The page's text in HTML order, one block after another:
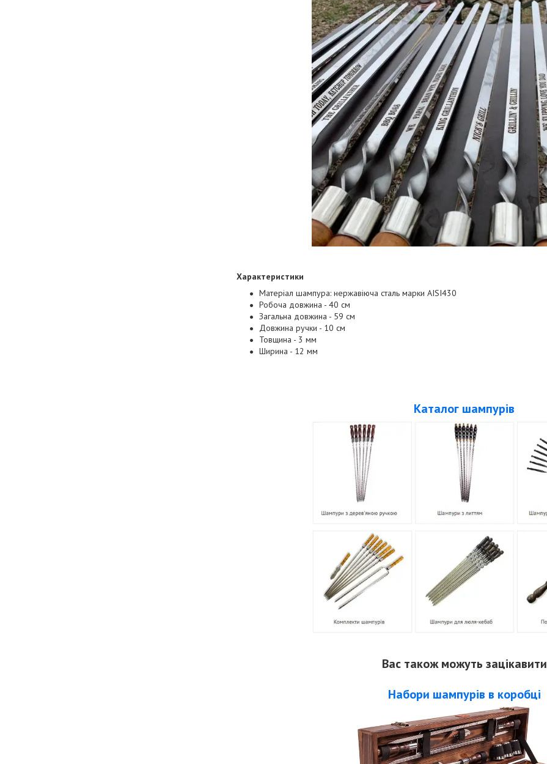
Характеристики
Матеріал шампура: нержавіюча сталь марки AISI430
Робоча довжина - 40 см
Загальна довжина - 59 см
Довжина ручки - 10 см
Товщина - 3 мм
Ширина - 12 мм
Каталог шампурів
Вас також можуть зацікавити
Набори шампурів в коробці